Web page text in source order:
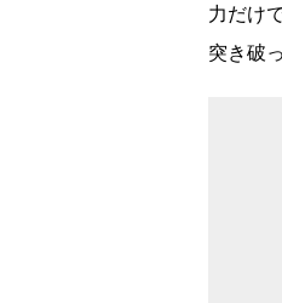
力だけ
突き破